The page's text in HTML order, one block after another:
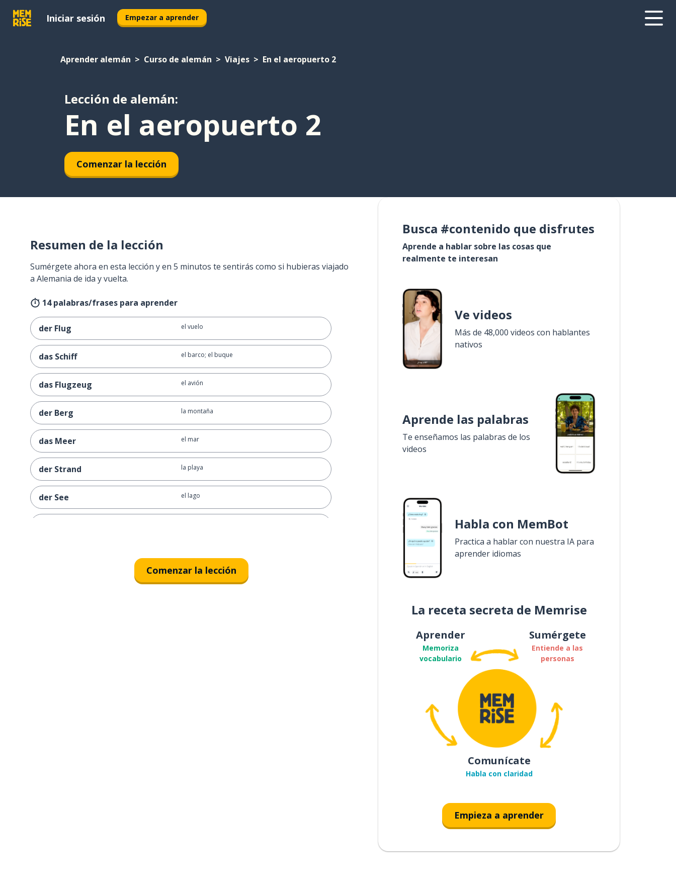
Iniciar sesión Empezar a aprender
Aprender alemán Curso de alemán Viajes En el aeropuerto 2
Lección de alemán:
En el aeropuerto 2
Comenzar la lección
Resumen de la lección
Sumérgete ahora en esta lección y en 5 minutos te sentirás como si hubieras viajado
a Alemania de ida y vuelta.
14 palabras/frases para aprender
der Flug el vuelo
das Schiff el barco; el buque
das Flugzeug el avión
der Berg la montaña
das Meer el mar
der Strand la playa
der See el lago
Comenzar la lección
Busca #contenido que disfrutes
Aprende a hablar sobre las cosas que
realmente te interesan
Ve videos
Más de 48,000 videos con hablantes
nativos
Aprende las palabras
Te enseñamos las palabras de los
videos
Habla con MemBot
Practica a hablar con nuestra IA para
aprender idiomas
La receta secreta de Memrise
Aprender
Memoriza
vocabulario
Sumérgete
Entiende a las
personas
Comunícate
Habla con claridad
Empieza a aprender